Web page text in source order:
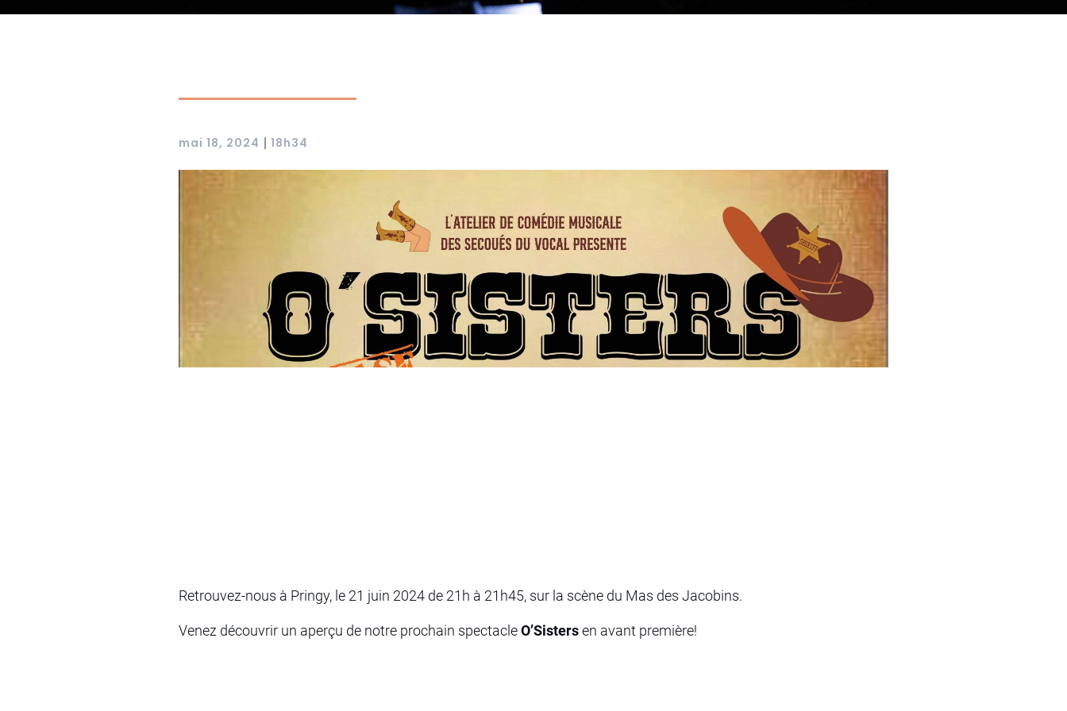
mai 18, 2024 | 18h34
Retrouvez-nous à Pringy, le 21 juin 2024 de 21h à 21h45, sur la scène du Mas des Jacobins.
Venez découvrir un aperçu de notre prochain spectacleO’Sistersen avant première!